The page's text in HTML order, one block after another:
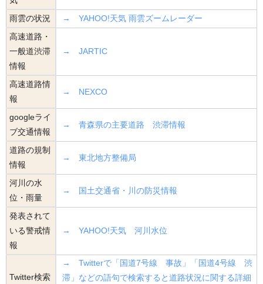
雨雲の状況
→ YAHOO!天気 雨雲ズームレーダー
高速道路・
一般道渋滞
情報
→ JARTIC
高速道路情
報
→ NEXCO
googleライ
ブ交通情報
→ 青森県の主要道路 渋滞情報
道路の規制
情報
→ 東北地方整備局
河川の水
位・雨量
→ 国土交通省・川の防災情報
発表されて
いる警戒情
報
→ YAHOO!天気 河川水位
Twitter検索
→ Twitterで「国道7号線 事故」「国道4号線 渋
滞」などの語句で検索すると道路状況に関する詳細